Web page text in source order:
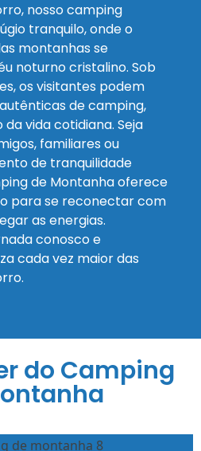
nosso camping
tranquilo, onde o
montanhas se
noturno cristalino. Sob
os visitantes podem
de camping,
vida cotidiana. Seja
familiares ou
de tranquilidade
de Montanha oferece
para se reconectar com
as energias.
conosco e
cada vez maior das
do Camping